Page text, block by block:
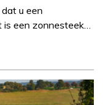
u een
is een zonnesteek…